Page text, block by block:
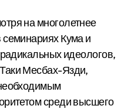
на многолетнее
Кума и
идеологов,
Месбах-Язди,
среди высшего